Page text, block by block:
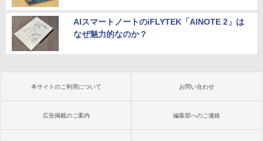
AIスマートノートのiFLYTEK「AINOTE 2」は
なぜ魅力的なのか？
本サイトのご利用について お問い合わせ
広告掲載のご案内 編集部へのご連絡